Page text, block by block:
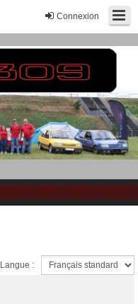
Connexion
Langue :